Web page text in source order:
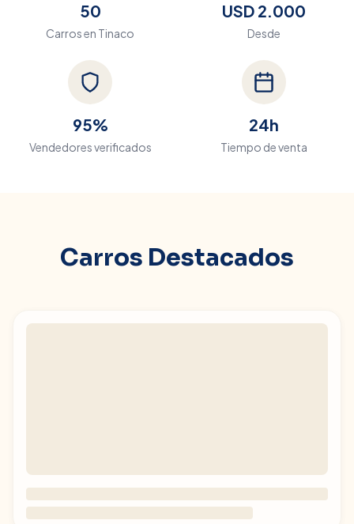
50
Carros en Tinaco
USD 2.000
Desde
95%
Vendedores verificados
24h
Tiempo de venta
Carros Destacados